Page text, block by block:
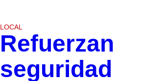
LOCAL
Refuerzan
seguridad